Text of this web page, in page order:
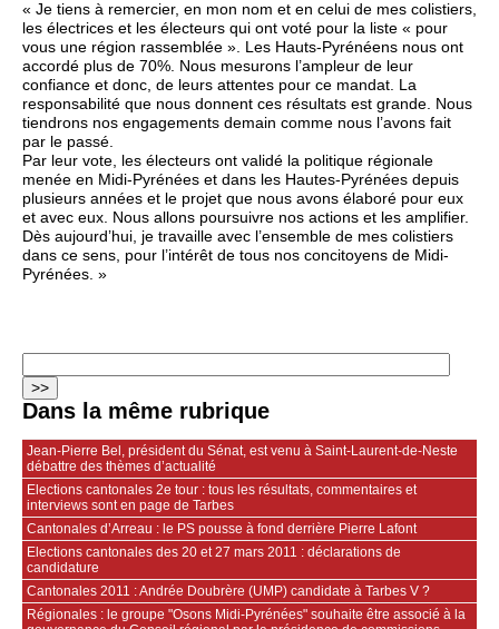
« Je tiens à remercier, en mon nom et en celui de mes colistiers,
les électrices et les électeurs qui ont voté pour la liste « pour
vous une région rassemblée ». Les Hauts-Pyrénéens nous ont
accordé plus de 70%. Nous mesurons l’ampleur de leur
confiance et donc, de leurs attentes pour ce mandat. La
responsabilité que nous donnent ces résultats est grande. Nous
tiendrons nos engagements demain comme nous l’avons fait
par le passé.
Par leur vote, les électeurs ont validé la politique régionale
menée en Midi-Pyrénées et dans les Hautes-Pyrénées depuis
plusieurs années et le projet que nous avons élaboré pour eux
et avec eux. Nous allons poursuivre nos actions et les amplifier.
Dès aujourd’hui, je travaille avec l’ensemble de mes colistiers
dans ce sens, pour l’intérêt de tous nos concitoyens de Midi-
Pyrénées. »
Dans la même rubrique
Jean-Pierre Bel, président du Sénat, est venu à Saint-Laurent-de-Neste
débattre des thèmes d’actualité
Elections cantonales 2e tour : tous les résultats, commentaires et
interviews sont en page de Tarbes
Cantonales d’Arreau : le PS pousse à fond derrière Pierre Lafont
Elections cantonales des 20 et 27 mars 2011 : déclarations de
candidature
Cantonales 2011 : Andrée Doubrère (UMP) candidate à Tarbes V ?
Régionales : le groupe "Osons Midi-Pyrénées" souhaite être associé à la